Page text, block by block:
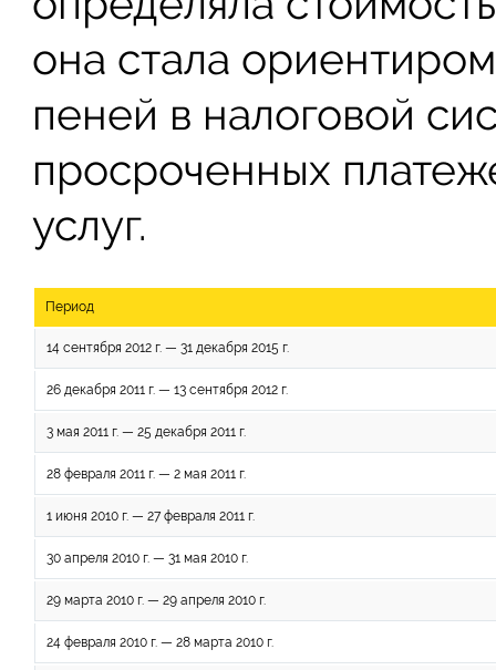
она стала
пеней в налоговой
просроченных
услуг.
Период
14 сентября 2012 г. — 31 декабря 2015 г.
26 декабря 2011 г. — 13 сентября 2012 г.
3 мая 2011 г. — 25 декабря 2011 г.
28 февраля 2011 г. — 2 мая 2011 г.
1 июня 2010 г. — 27 февраля 2011 г.
30 апреля 2010 г. — 31 мая 2010 г.
29 марта 2010 г. — 29 апреля 2010 г.
24 февраля 2010 г. — 28 марта 2010 г.